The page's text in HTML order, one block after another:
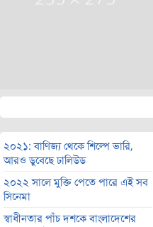
২০২১: বাণিজ্য থেকে শিল্পে ভারি,
আরও ডুবেছে ঢালিউড
২০২২ সালে মুক্তি পেতে পারে এই সব
সিনেমা
স্বাধীনতার পাঁচ দশকে বাংলাদেশের